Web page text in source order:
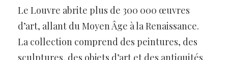
Le Louvre abrite plus de 300 000 œuvres
d’art, allant du Moyen Âge à la Renaissance.
La collection comprend des peintures, des
sculptures, des objets d’art et des antiquités.